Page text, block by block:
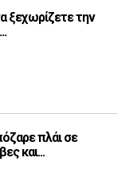
ξεχωρίζετε την
πλάι σε
και...